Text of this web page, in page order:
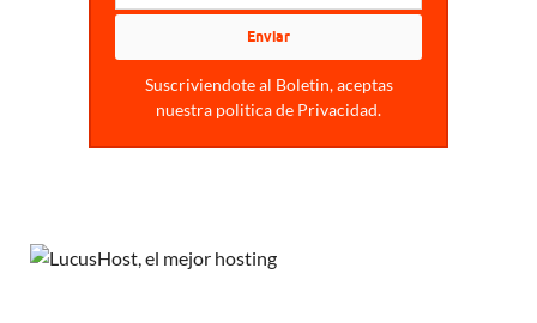
Suscriviendote al Boletin, aceptas
nuestra politica de Privacidad.